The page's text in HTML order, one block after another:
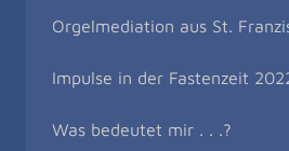
Orgelmediation aus St.
Impulse in der Fastenzeit
Was bedeutet mir . . .?